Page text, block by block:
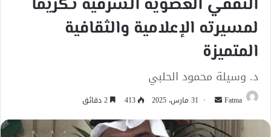
لمسيرته الإعلامية والثقافية
المتميزة
د. وسيلة محمود الحلبي
Fatma
أرسل
إلكترونيا
31 مارس، 2025 413